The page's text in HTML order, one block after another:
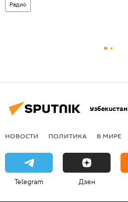
Радио
Узбекистан
НОВОСТИ ПОЛИТИКА В МИРЕ
Telegram Дзен